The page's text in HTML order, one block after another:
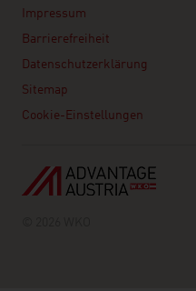
Impressum
Barrierefreiheit
Datenschutzerklärung
Sitemap
Cookie-Einstellungen